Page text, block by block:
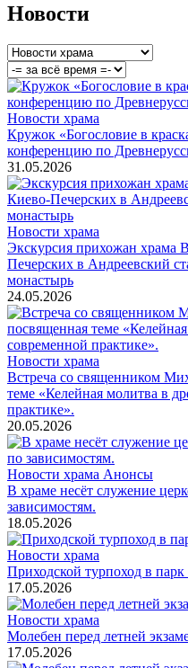
Новости
Новости храма
Кружок «Богословие в
конференцию по
31.05.2026
Новости храма
Экскурсия прихожан храма
Печерских в Андреевский
монастырь
24.05.2026
Новости храма
Встреча со священником
теме «Келейная молитва в
практике».
20.05.2026
Новости храма Анонсы
В храме несёт служение
зависимостям.
18.05.2026
Новости храма
Приходской турпоход в
17.05.2026
Новости храма
Молебен перед летней
17.05.2026